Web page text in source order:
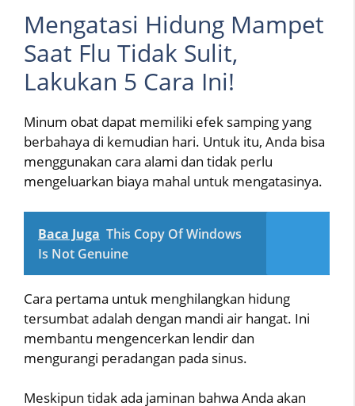
Mengatasi Hidung Mampet
Saat Flu Tidak Sulit,
Lakukan 5 Cara Ini!
Minum obat dapat memiliki efek samping yang
berbahaya di kemudian hari. Untuk itu, Anda bisa
menggunakan cara alami dan tidak perlu
mengeluarkan biaya mahal untuk mengatasinya.
Baca Juga This Copy Of Windows
Is Not Genuine
Cara pertama untuk menghilangkan hidung
tersumbat adalah dengan mandi air hangat. Ini
membantu mengencerkan lendir dan
mengurangi peradangan pada sinus.
Meskipun tidak ada jaminan bahwa Anda akan